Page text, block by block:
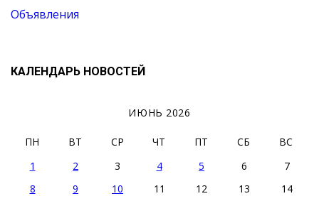
Объявления
КАЛЕНДАРЬ НОВОСТЕЙ
ИЮНЬ 2026
ПН ВТ СР ЧТ ПТ СБ
ВС
1
2 3 4 5 6
7
8
9 10 11 12 13
14